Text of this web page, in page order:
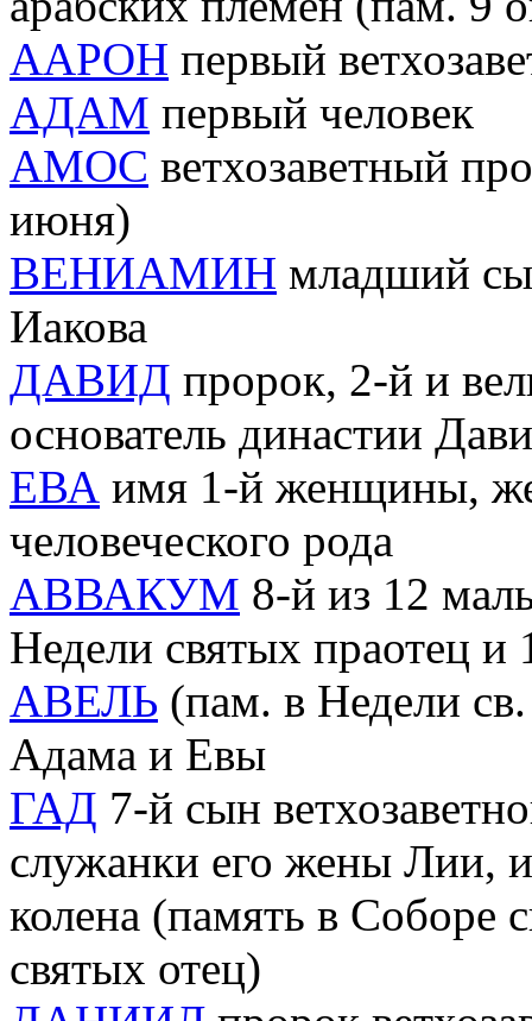
ААРОН первый
АДАМ первый человек
АМОС ветхозаветный
июня)
ВЕНИАМИН младший
Иакова
ДАВИД пророк, 2-й и
основатель династии
ЕВА имя 1-й женщины,
человеческого рода
АВВАКУМ 8-й из 12
Недели святых праотец
АВЕЛЬ (пам. в Недели
Адама и Евы
ГАД 7-й cын
служанки его жены Лии,
колена (память в Соборе
святых отец)